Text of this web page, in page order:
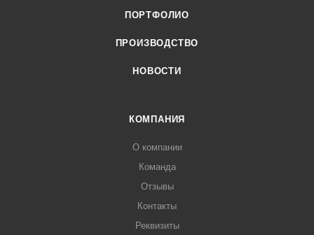
ПОРТФОЛИО
ПРОИЗВОДСТВО
НОВОСТИ
КОМПАНИЯ
О компании
Команда
Отзывы
Контакты
Реквизиты